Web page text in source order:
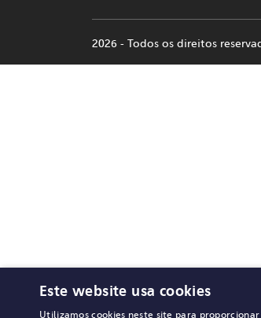
2026 - Todos os direitos
Este website usa cookies
Utilizamos cookies neste site para